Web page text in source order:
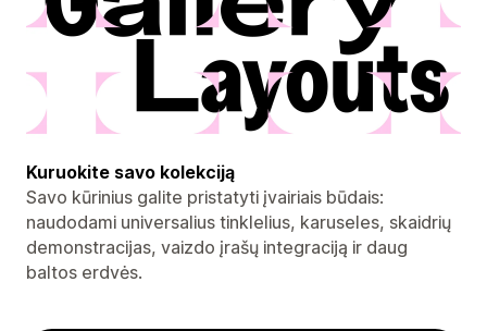
Kuruokite savo kolekciją
Savo kūrinius galite pristatyti įvairiais būdais:
naudodami universalius tinklelius, karuseles, skaidrių
demonstracijas, vaizdo įrašų integraciją ir daug
baltos erdvės.